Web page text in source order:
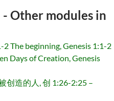
Other modules in
The beginning, Genesis 1:1-2
Days of Creation, Genesis
创造的人, 创 1:26-2:25 –